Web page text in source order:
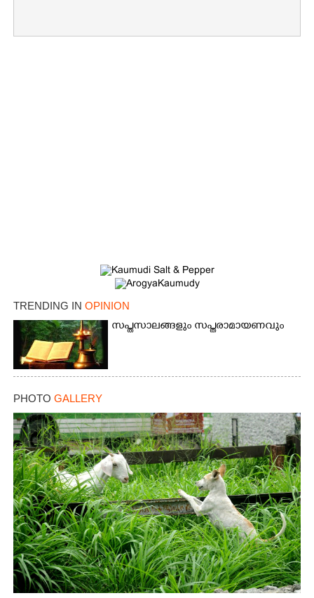
TRENDING IN OPINION
സപ്തസാലങ്ങളും സപ്തരാമായണവും
PHOTO GALLERY